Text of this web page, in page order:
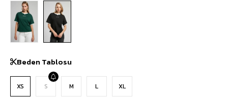
Beden Tablosu
XS S M L XL